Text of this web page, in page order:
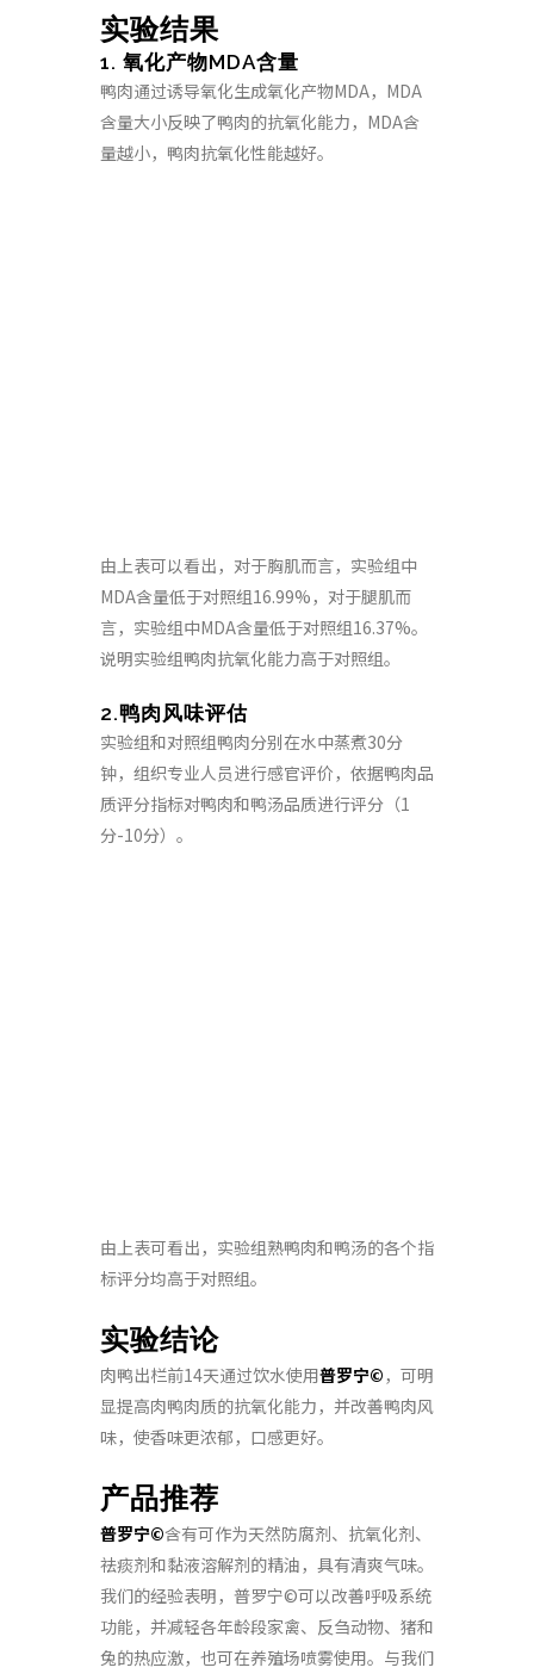
实验结果
1. 氧化产物MDA含量
鸭肉通过诱导氧化生成氧化产物MDA，MDA
含量大小反映了鸭肉的抗氧化能力，MDA含
量越小，鸭肉抗氧化性能越好。
由上表可以看出，对于胸肌而言，实验组中
MDA含量低于对照组16.99%，对于腿肌而
言，实验组中MDA含量低于对照组16.37%。
说明实验组鸭肉抗氧化能力高于对照组。
2.鸭肉风味评估
实验组和对照组鸭肉分别在水中蒸煮30分
钟，组织专业人员进行感官评价，依据鸭肉品
质评分指标对鸭肉和鸭汤品质进行评分（1
分-10分）。
由上表可看出，实验组熟鸭肉和鸭汤的各个指
标评分均高于对照组。
实验结论
肉鸭出栏前14天通过饮水使用普罗宁© ，可明
显提高肉鸭肉质的抗氧化能力，并改善鸭肉风
味，使香味更浓郁，口感更好。
产品推荐
普罗宁©含有可作为天然防腐剂、抗氧化剂、
祛痰剂和黏液溶解剂的精油，具有清爽气味。
我们的经验表明，普罗宁©可以改善呼吸系统
功能，并减轻各年龄段家禽、反刍动物、猪和
兔的热应激，也可在养殖场喷雾使用。与我们